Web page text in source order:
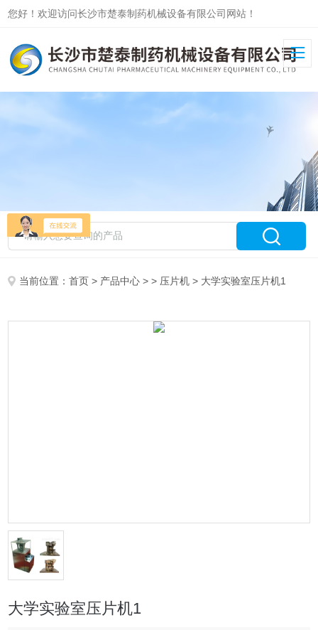
您好！欢迎访问长沙市楚泰制药机械设备有限公司网站！
当前位置：首页 > 产品中心 > > 压片机 > 大学实验室压片机1
大学实验室压片机1